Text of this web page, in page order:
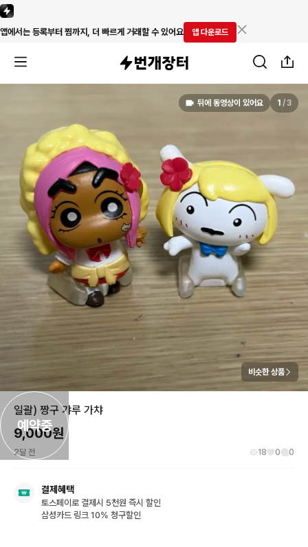
앱에서는 등록부터 찜까지, 더 빠르게 거래할 수 있어요 앱 다운로드
예약중
뒤에 동영상이 있어요 1 /3
비슷한 상품
일괄) 짱구 갸루 가챠
9,000원
2달 전 18 0 0
결제혜택
토스페이로 결제시 5천원 즉시 할인
삼성카드 링크 10% 청구할인